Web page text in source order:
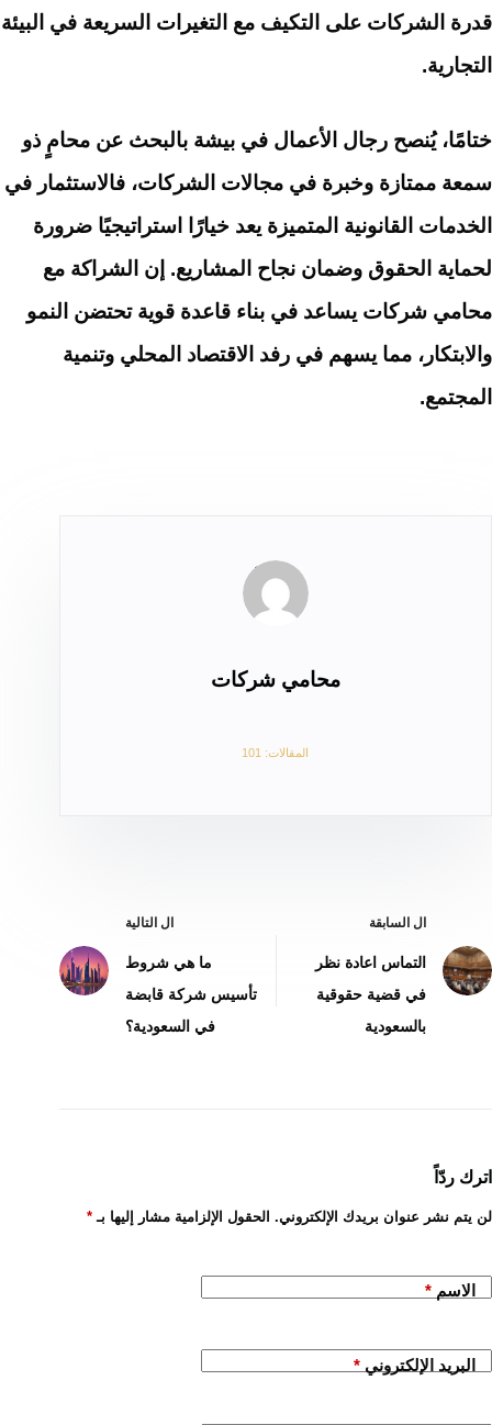
قدرة الشركات على التكيف مع التغيرات السريعة في البيئة
التجارية.
ختامًا، يُنصح رجال الأعمال في بيشة بالبحث عن محامٍ ذو
سمعة ممتازة وخبرة في مجالات الشركات، فالاستثمار في
الخدمات القانونية المتميزة يعد خيارًا استراتيجيًا ضرورة
لحماية الحقوق وضمان نجاح المشاريع. إن الشراكة مع
محامي شركات يساعد في بناء قاعدة قوية تحتضن النمو
والابتكار، مما يسهم في رفد الاقتصاد المحلي وتنمية
المجتمع.
محامي شركات
المقالات: 101
ال السابقة
التماس اعادة نظر
في قضية حقوقية
بالسعودية
ال التالية
ما هي شروط
تأسيس شركة قابضة
في السعودية؟
اترك ردّاً
لن يتم نشر عنوان بريدك الإلكتروني. الحقول الإلزامية مشار إليها بـ *
الاسم *
البريد الإلكتروني *